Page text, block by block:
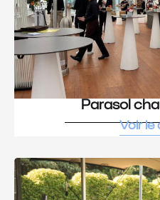
Parasol
Voir le